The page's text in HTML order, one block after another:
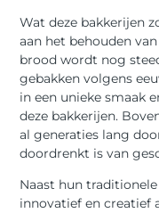
Wat deze bakkerijen
aan het behouden
brood wordt nog
gebakken volgens
in een unieke smaak
deze bakkerijen.
al generaties lang
doordrenkt is van
Naast hun
innovatief en creatief